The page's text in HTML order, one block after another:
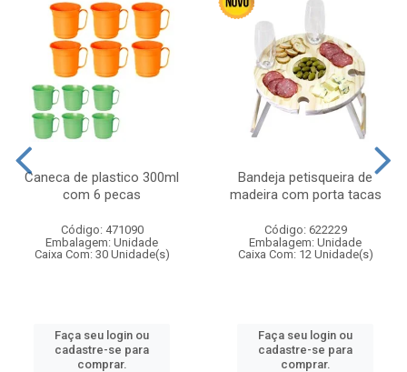
Caneca de plastico 300ml
com 6 pecas
Código: 471090
Embalagem: Unidade
Caixa Com: 30 Unidade(s)
Faça seu login ou
cadastre-se para
comprar.
Bandeja petisqueira de
madeira com porta tacas
Código: 622229
Embalagem: Unidade
Caixa Com: 12 Unidade(s)
Faça seu login ou
cadastre-se para
comprar.